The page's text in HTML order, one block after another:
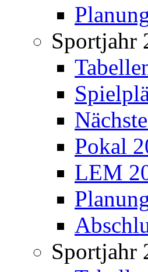
Sportjahr
Pokal
LEM
Sportjahr